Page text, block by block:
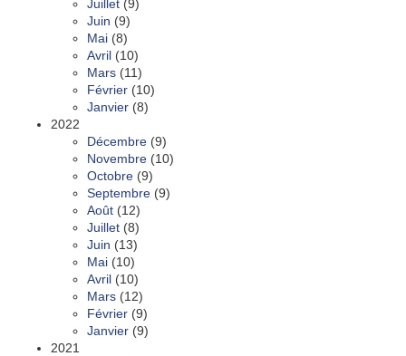
Juillet (9)
Juin (9)
Mai (8)
Avril (10)
Mars (11)
Février (10)
Janvier (8)
2022
Décembre (9)
Novembre (10)
Octobre (9)
Septembre (9)
Août (12)
Juillet (8)
Juin (13)
Mai (10)
Avril (10)
Mars (12)
Février (9)
Janvier (9)
2021